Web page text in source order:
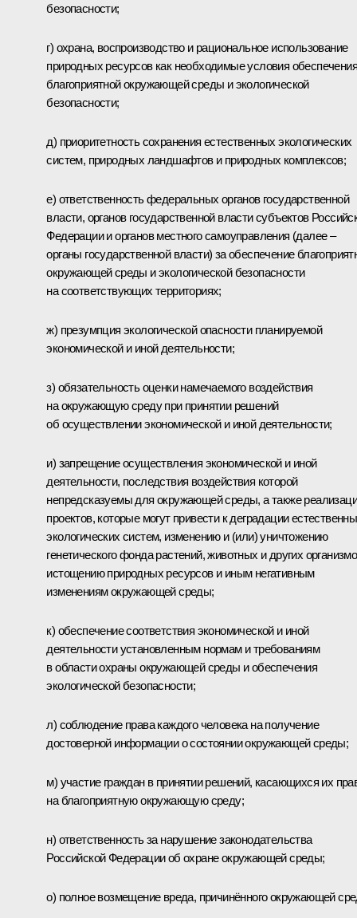
безопасности;
г) охрана, воспроизводство и рациональное использование
природных ресурсов как необходимые условия обеспечения
благоприятной окружающей среды и экологической
безопасности;
д) приоритетность сохранения естественных экологических
систем, природных ландшафтов и природных комплексов;
е) ответственность федеральных органов государственной
власти, органов государственной власти субъектов
Федерации и органов местного самоуправления (далее –
органы государственной власти) за обеспечение
окружающей среды и экологической безопасности
на соответствующих территориях;
ж) презумпция экологической опасности планируемой
экономической и иной деятельности;
з) обязательность оценки намечаемого воздействия
на окружающую среду при принятии решений
об осуществлении экономической и иной деятельности;
и) запрещение осуществления экономической и иной
деятельности, последствия воздействия которой
непредсказуемы для окружающей среды, а также
проектов, которые могут привести к деградации
экологических систем, изменению и (или) уничтожению
генетического фонда растений, животных и других
истощению природных ресурсов и иным негативным
изменениям окружающей среды;
к) обеспечение соответствия экономической и иной
деятельности установленным нормам и требованиям
в области охраны окружающей среды и обеспечения
экологической безопасности;
л) соблюдение права каждого человека на получение
достоверной информации о состоянии окружающей среды;
м) участие граждан в принятии решений, касающихся их
на благоприятную окружающую среду;
н) ответственность за нарушение законодательства
Российской Федерации об охране окружающей среды;
о) полное возмещение вреда, причинённого окружающей